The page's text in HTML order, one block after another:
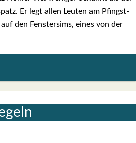
Er legt allen Leu­ten am Pfingst­
den Fens­ter­sims, eines von der